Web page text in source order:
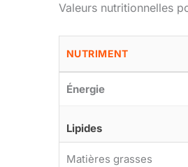
Valeurs nutritionnelles
NUTRIMENT
Énergie
Lipides
Matières grasses